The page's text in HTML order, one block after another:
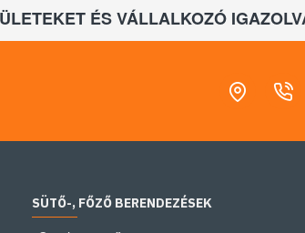
ÉS VÁLLALKOZÓ
SÜTŐ-, FŐZŐ BERENDEZÉSEK